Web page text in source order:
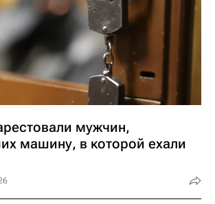
мужчин,
машину, в которой ехали